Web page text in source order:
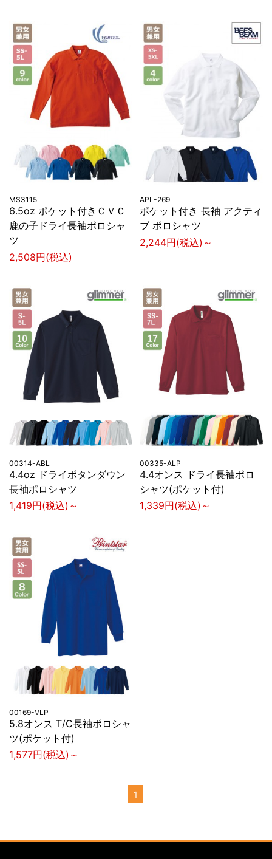
MS3115
6.5oz ポケット付きＣＶＣ
鹿の子ドライ長袖ポロシャ
ツ
2,508円(税込)
APL-269
ポケット付き 長袖 アクティ
ブ ポロシャツ
2,244円(税込)～
00314-ABL
4.4oz ドライボタンダウン
長袖ポロシャツ
1,419円(税込)～
00335-ALP
4.4オンス ドライ長袖ポロ
シャツ(ポケット付)
1,339円(税込)～
00169-VLP
5.8オンス T/C長袖ポロシャ
ツ(ポケット付)
1,577円(税込)～
1